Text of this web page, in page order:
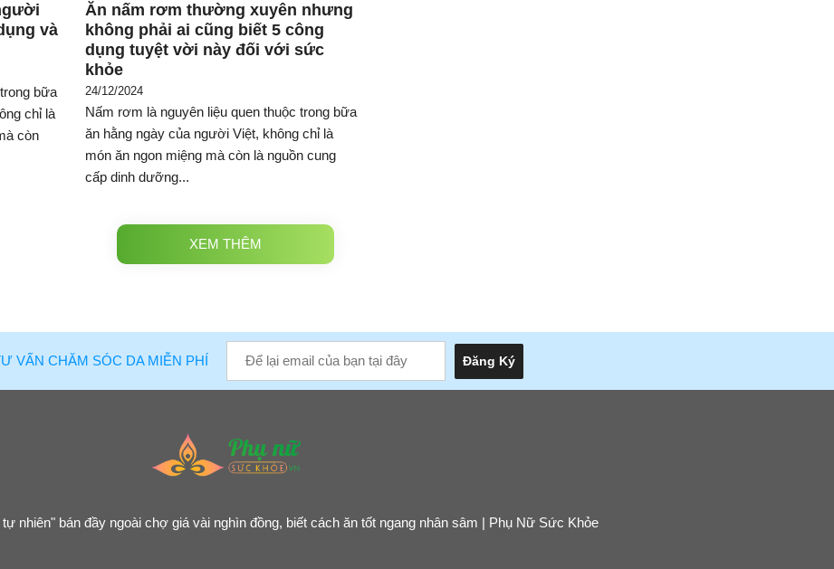
và
bữa
chỉ là
còn
Ăn nấm rơm thường xuyên nhưng
không phải ai cũng biết 5 công
dụng tuyệt vời này đối với sức
khỏe
24/12/2024
Nấm rơm là nguyên liệu quen thuộc trong bữa
ăn hằng ngày của người Việt, không chỉ là
món ăn ngon miệng mà còn là nguồn cung
cấp dinh dưỡng...
XEM THÊM
VẤN CHĂM SÓC DA MIỄN PHÍ
nhiên" bán đầy ngoài chợ giá vài nghìn đồng, biết cách ăn tốt ngang nhân sâm | Phụ Nữ Sức Khỏe